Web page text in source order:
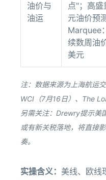
油价与
油运
点"；高
元油价预
Marquee
续数周油
美元
注：数据来源为上海航运
WCI（7月16日）、The
另需关注：Drewry提示美
或有新关税落地，将直接
奏。
实操含义： 美线、欧线